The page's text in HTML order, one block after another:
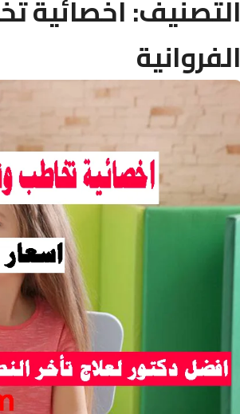
التصنيف:اخصائية
الفروانية